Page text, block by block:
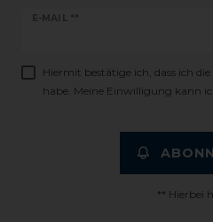
E-MAIL **
Newsletter
Hiermit bestätige ich, dass ich die
habe. Meine Einwilligung kann
** Hierbei